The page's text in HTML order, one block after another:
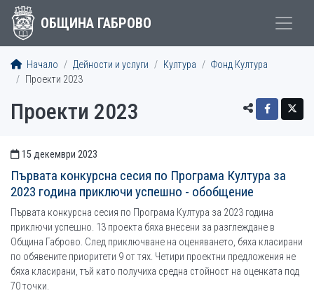
ОБЩИНА ГАБРОВО
Начало Дейности и услуги Култура
Фонд Култура
Проекти 2023
Проекти 2023
СТАТИИСТАТИИ
15 декември 2023
Първата конкурсна сесия по Програма Култура за
2023 година приключи успешно - обобщение
Първата конкурсна сесия по Програма Култура за 2023 година
приключи успешно. 13 проекта бяха внесени за разглеждане в
Община Габрово. След приключване на оценяването, бяха класирани
по обявените приоритети 9 от тях. Четири проектни предложения не
бяха класирани, тъй като получиха средна стойност на оценката под
70 точки.